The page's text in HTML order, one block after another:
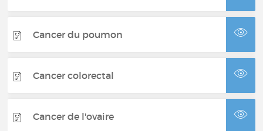
Cancer du poumon
Cancer colorectal
Cancer de l'ovaire